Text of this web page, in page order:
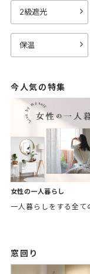
2級遮光
保温
今人気の特集
女性の一人暮らし
一人暮らしをする全
窓回り